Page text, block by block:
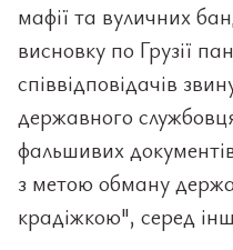
мафії та вуличних
висновку по Грузії
співвідповідачів
державного
фальшивих
з метою обману
крадіжкою", серед